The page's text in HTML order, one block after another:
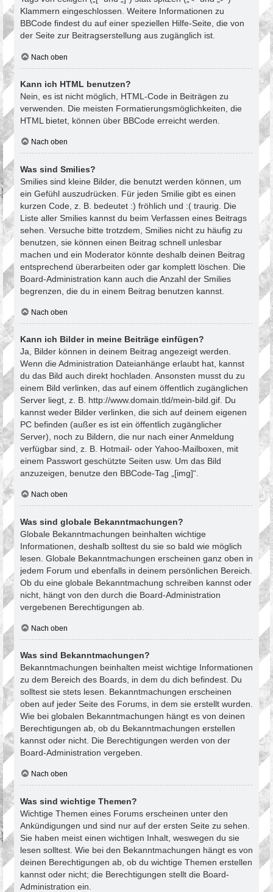
Klammern eingeschlossen. Weitere Informationen zu
BBCode findest du auf einer speziellen Hilfe-Seite, die von
der Seite zur Beitragserstellung aus zugänglich ist.
Nach oben
Kann ich HTML benutzen?
Nein, es ist nicht möglich, HTML-Code in Beiträgen zu
verwenden. Die meisten Formatierungsmöglichkeiten, die
HTML bietet, können über BBCode erreicht werden.
Nach oben
Was sind Smilies?
Smilies sind kleine Bilder, die benutzt werden können, um
ein Gefühl auszudrücken. Für jeden Smilie gibt es einen
kurzen Code, z. B. bedeutet :) fröhlich und :( traurig. Die
Liste aller Smilies kannst du beim Verfassen eines Beitrags
sehen. Versuche bitte trotzdem, Smilies nicht zu häufig zu
benutzen, sie können einen Beitrag schnell unlesbar
machen und ein Moderator könnte deshalb deinen Beitrag
entsprechend überarbeiten oder gar komplett löschen. Die
Board-Administration kann auch die Anzahl der Smilies
begrenzen, die du in einem Beitrag benutzen kannst.
Nach oben
Kann ich Bilder in meine Beiträge einfügen?
Ja, Bilder können in deinem Beitrag angezeigt werden.
Wenn die Administration Dateianhänge erlaubt hat, kannst
du das Bild auch direkt hochladen. Ansonsten musst du zu
einem Bild verlinken, das auf einem öffentlich zugänglichen
Server liegt, z. B. http://www.domain.tld/mein-bild.gif. Du
kannst weder Bilder verlinken, die sich auf deinem eigenen
PC befinden (außer es ist ein öffentlich zugänglicher
Server), noch zu Bildern, die nur nach einer Anmeldung
verfügbar sind, z. B. Hotmail- oder Yahoo-Mailboxen, mit
einem Passwort geschützte Seiten usw. Um das Bild
anzuzeigen, benutze den BBCode-Tag „[img]“.
Nach oben
Was sind globale Bekanntmachungen?
Globale Bekanntmachungen beinhalten wichtige
Informationen, deshalb solltest du sie so bald wie möglich
lesen. Globale Bekanntmachungen erscheinen ganz oben in
jedem Forum und ebenfalls in deinem persönlichen Bereich.
Ob du eine globale Bekanntmachung schreiben kannst oder
nicht, hängt von den durch die Board-Administration
vergebenen Berechtigungen ab.
Nach oben
Was sind Bekanntmachungen?
Bekanntmachungen beinhalten meist wichtige Informationen
zu dem Bereich des Boards, in dem du dich befindest. Du
solltest sie stets lesen. Bekanntmachungen erscheinen
oben auf jeder Seite des Forums, in dem sie erstellt wurden.
Wie bei globalen Bekanntmachungen hängt es von deinen
Berechtigungen ab, ob du Bekanntmachungen erstellen
kannst oder nicht. Die Berechtigungen werden von der
Board-Administration vergeben.
Nach oben
Was sind wichtige Themen?
Wichtige Themen eines Forums erscheinen unter den
Ankündigungen und sind nur auf der ersten Seite zu sehen.
Sie haben meist einen wichtigen Inhalt, weswegen du sie
lesen solltest. Wie bei den Bekanntmachungen hängt es von
deinen Berechtigungen ab, ob du wichtige Themen erstellen
kannst oder nicht; die Berechtigungen stellt die Board-
Administration ein.